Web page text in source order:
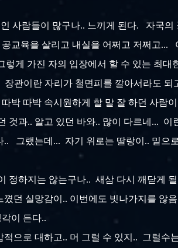
사람들이 많구나.. 느끼게 된다. 자국의
교육을 살리고 내실을 어쩌고 저쩌고
게 가진 자의 입장에서 할 수 있는 최대
관이란 자리가 철면피를 깔아서라도 되
박 따박 속시원하게 할 말 잘 하던 사람
것과.. 알고 있던 바와.. 많이 다르네...
.. 그랬는데... 자기 위로는 딸랑이.. 밑으
정하지는 않는구나.. 새삼 다시 깨닫게
던 실망감이.. 이번에도 빗나가지를 않
각이 든다..
으로 대하고.. 머 그럴 수 있지.. 그럴수